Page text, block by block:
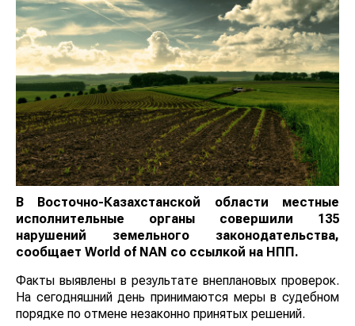
В Восточно-Казахстанской области местные
исполнительные органы совершили 135
нарушений земельного законодательства,
сообщает World of NAN со ссылкой на НПП.
Факты выявлены в результате внеплановых проверок.
На сегодняшний день принимаются меры в судебном
порядке по отмене незаконно принятых решений.